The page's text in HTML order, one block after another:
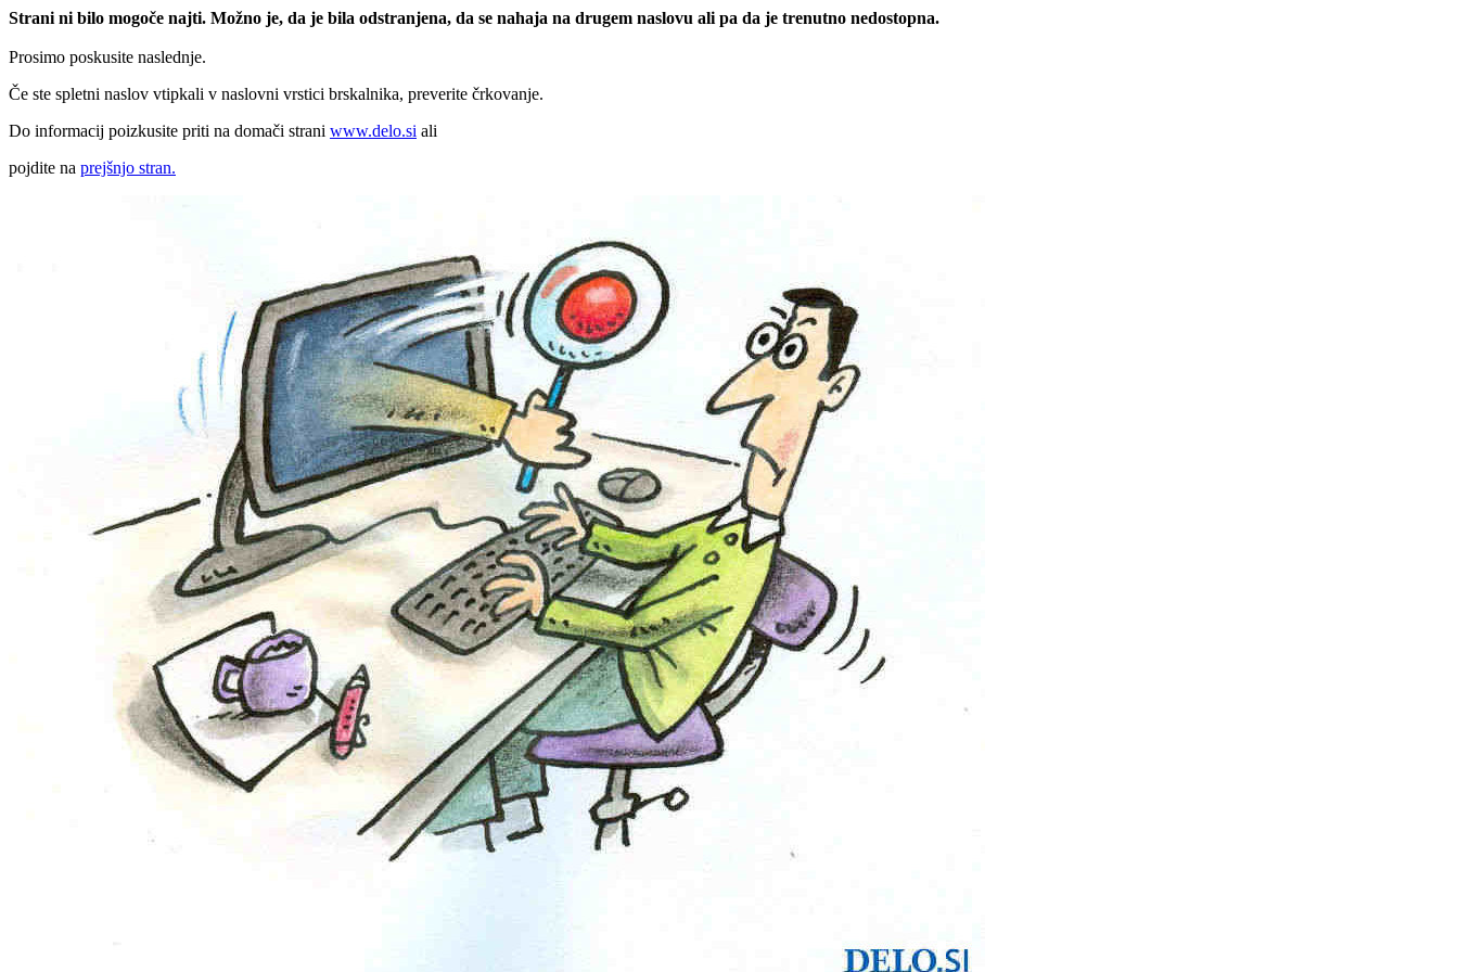
Strani ni bilo mogoče najti. Možno je, da je bila odstranjena, da se nahaja na drugem naslovu ali pa da je trenutno nedostopna.
Prosimo poskusite naslednje.
Če ste spletni naslov vtipkali v naslovni vrstici brskalnika, preverite črkovanje.
Do informacij poizkusite priti na domači strani www.delo.si ali
pojdite na prejšnjo stran.